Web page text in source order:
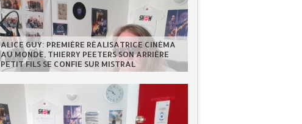
ALICE GUY: PREMIÈRE RÉALISATRICE CINÉMA
AU MONDE, THIERRY PEETERS SON ARRIÈRE
PETIT FILS SE CONFIE SUR MISTRAL